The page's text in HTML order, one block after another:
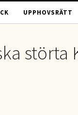
UPPHOVSRÄTT
störta